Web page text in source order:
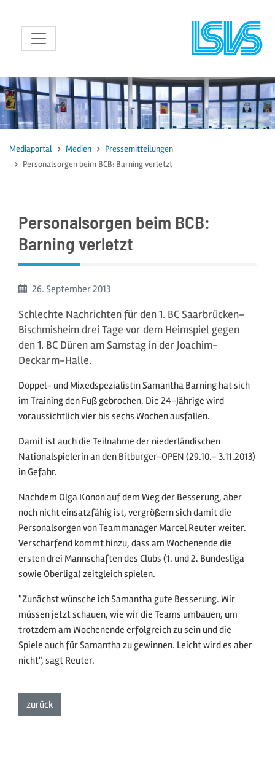
zum Inhalt
Mediaportal Medien
Pressemitteilungen
Personalsorgen beim BCB: Barning verletzt
Personalsorgen beim BCB:
Barning verletzt
Beginn:
26. September2013
Schlechte Nachrichten für den 1. BC Saarbrücken-
Bischmisheim drei Tage vor dem Heimspiel gegen
den 1. BC Düren am Samstag in der Joachim-
Deckarm-Halle.
Doppel- und Mixedspezialistin Samantha Barning hat sich
im Training den Fuß gebrochen. Die 24-Jährige wird
voraussichtlich vier bis sechs Wochen ausfallen.
Damit ist auch die Teilnahme der niederländischen
Nationalspielerin an den Bitburger-OPEN (29.10.- 3.11.2013)
in Gefahr.
Nachdem Olga Konon auf dem Weg der Besserung, aber
noch nicht einsatzfähig ist, vergrößern sich damit die
Personalsorgen von Teammanager Marcel Reuter weiter.
Verschärfend kommt hinzu, dass am Wochenende die
ersten drei Mannschaften des Clubs (1. und 2. Bundesliga
sowie Oberliga) zeitgleich spielen.
"Zunächst wünsche ich Samantha gute Besserung. Wir
müssen jetzt schauen, wie wir die Teams umbauen, um
trotzdem am Wochenende erfolgreich zu sein und die
Spiele auch für Samantha zu gewinnen. Leicht wird es aber
nicht", sagt Reuter.
zurück